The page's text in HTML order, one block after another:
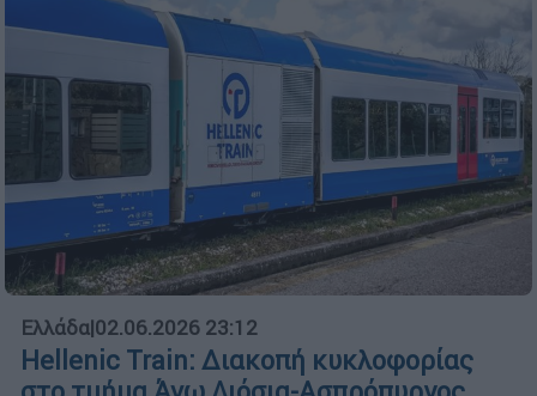
Ελλάδα|02.06.2026 23:12
Hellenic Train: Διακοπή κυκλοφορίας